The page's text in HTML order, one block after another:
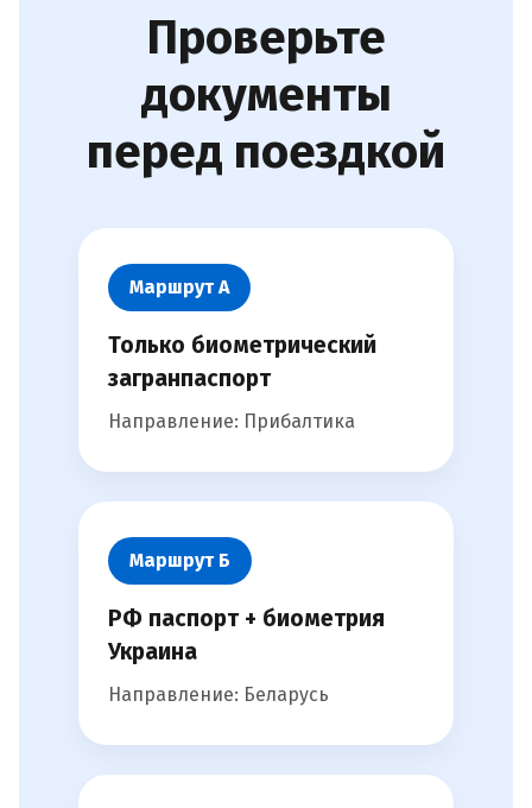
Проверьте
документы
перед поездкой
Маршрут А
Только биометрический
загранпаспорт
Направление: Прибалтика
Маршрут Б
РФ паспорт + биометрия
Украина
Направление: Беларусь